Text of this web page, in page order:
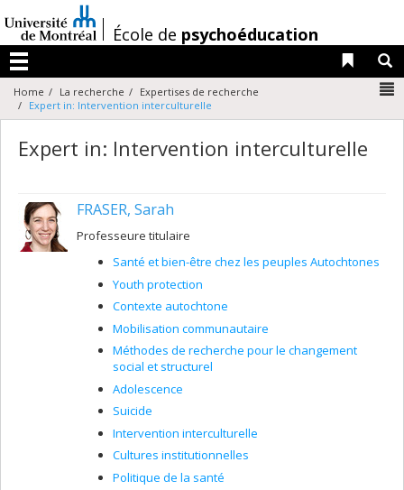
au
contenu
/École de psychoéducation
Menu
Liens
Home La recherche
Expertises de recherche
Expert in: Intervention interculturelle
Expert in: Intervention interculturelle
FRASER, Sarah
Professeure titulaire
Santé et bien-être chez les peuples Autochtones
Youth protection
Contexte autochtone
Mobilisation communautaire
Méthodes de recherche pour le changement
social et structurel
Adolescence
Suicide
Intervention interculturelle
Cultures institutionnelles
Politique de la santé